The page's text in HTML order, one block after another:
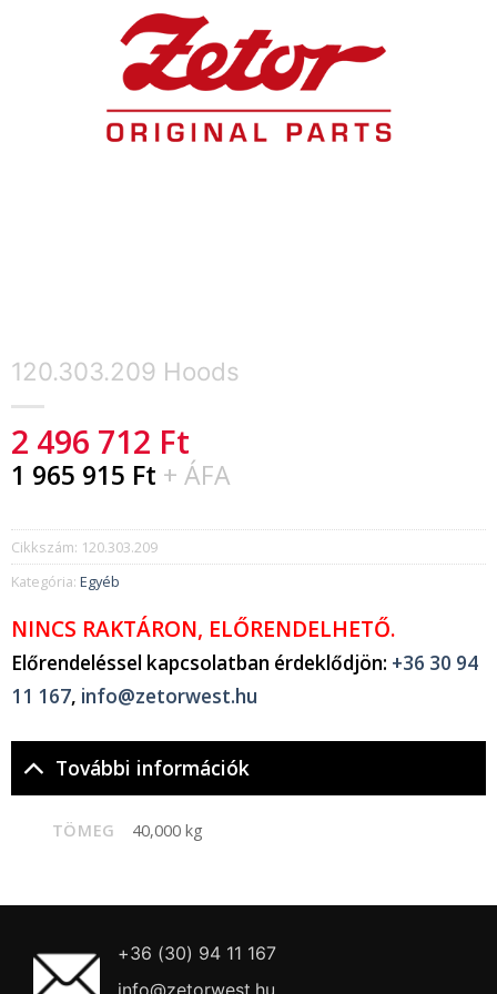
120.303.209 Hoods
2 496 712 Ft
1 965 915 Ft + ÁFA
Cikkszám: 120.303.209
Kategória: Egyéb
NINCS RAKTÁRON, ELŐRENDELHETŐ.
Előrendeléssel kapcsolatban érdeklődjön: +36 30 94
11 167, info@zetorwest.hu
További információk
TÖMEG 40,000 kg
+36 (30) 94 11 167